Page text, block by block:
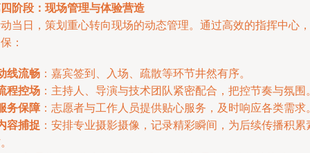
阶段：现场管理与体验营造
当日，策划重心转向现场的动态管理。通过高效的指挥中心，
：
线流畅 ：嘉宾签到、入场、疏散等环节井然有序。
程控场 ：主持人、导演与技术团队紧密配合，把控节奏与氛围
务保障 ：志愿者与工作人员提供贴心服务，及时响应各类需求
容捕捉 ：安排专业摄影摄像，记录精彩瞬间，为后续传播积累